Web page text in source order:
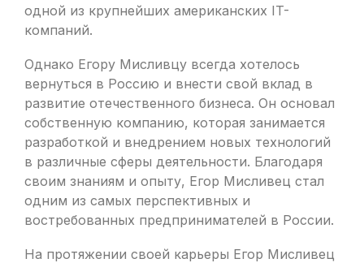
одной из крупнейших американских IT-
компаний.
Однако Егору Мисливцу всегда хотелось
вернуться в Россию и внести свой вклад в
развитие отечественного бизнеса. Он основал
собственную компанию, которая занимается
разработкой и внедрением новых технологий
в различные сферы деятельности. Благодаря
своим знаниям и опыту, Егор Мисливец стал
одним из самых перспективных и
востребованных предпринимателей в России.
На протяжении своей карьеры Егор Мисливец